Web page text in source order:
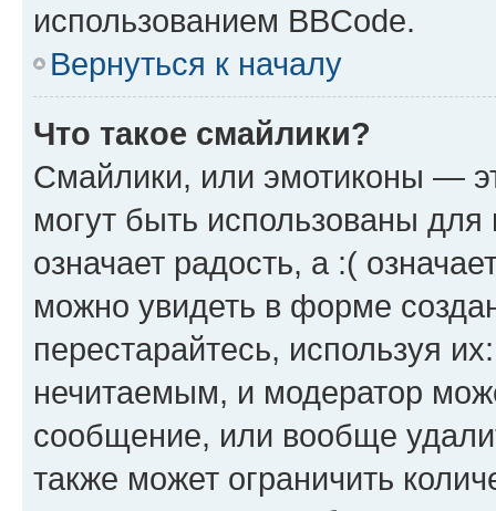
использованием BBCode.
Вернуться к началу
Что такое смайлики?
Смайлики, или эмотиконы —
могут быть использованы
означает радость, а :(
можно увидеть в форме
перестарайтесь, используя
нечитаемым, и модератор
сообщение, или вообще
также может ограничить